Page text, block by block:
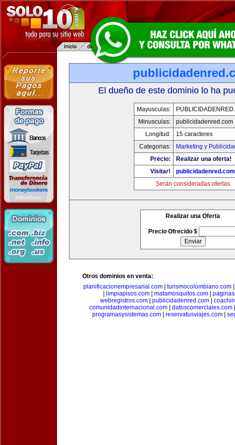
El dueño de este dominio lo ha
Mayusculas:
Minusculas:
publicidadenred.com
Longitud:
15 caracteres
Categorias:
Marketing y
Precio:
Realizar una oferta!
Visitar!
publicidadenred.com
Serán consideradas ofertas
Realizar una Oferta
Precio Ofrecido $
Otros dominios en venta:
planificacionempresarial.com
turismocolombiano.com
limpiapisos.com| matamosquitos.com|
webregistros.com| publicidadenred.com|
comunidadinternacional.com
datoscomerciales.com
programasysistemas.com
reservatusviajes.com